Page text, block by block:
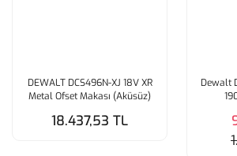
DEWALT DCS496N-XJ 18V XR
Metal Ofset Makası (Aküsüz)
18.437,53 TL
Dewalt